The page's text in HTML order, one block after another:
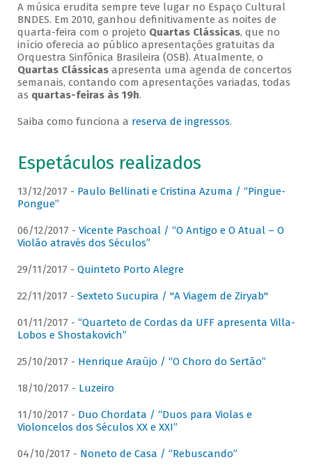
A música erudita sempre teve lugar no Espaço Cultural
BNDES. Em 2010, ganhou definitivamente as noites de
quarta-feira com o projeto Quartas Clássicas, que no
início oferecia ao público apresentações gratuitas da
Orquestra Sinfônica Brasileira (OSB). Atualmente, o
Quartas Clássicasapresenta uma agenda de concertos
semanais, contando com apresentações variadas, todas
as quartas-feiras às 19h.
Saiba como funciona a reserva de ingressos.
Espetáculos realizados
13/12/2017 - Paulo Bellinati e Cristina Azuma / “Pingue-
Pongue”
06/12/2017 - Vicente Paschoal / “O Antigo e O Atual – O
Violão através dos Séculos”
29/11/2017 - Quinteto Porto Alegre
22/11/2017 - Sexteto Sucupira / "A Viagem de Ziryab"
01/11/2017 - “Quarteto de Cordas da UFF apresenta Villa-
Lobos e Shostakovich”
25/10/2017 - Henrique Araújo / “O Choro do Sertão”
18/10/2017 - Luzeiro
11/10/2017 - Duo Chordata / “Duos para Violas e
Violoncelos dos Séculos XX e XXI”
04/10/2017 - Noneto de Casa / “Rebuscando”